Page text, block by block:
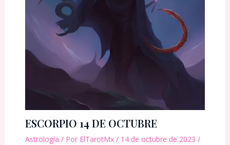
ESCORPIO 14 DE OCTUBRE
Astrología / Por ElTarotMx / 14 de octubre de 2023 /